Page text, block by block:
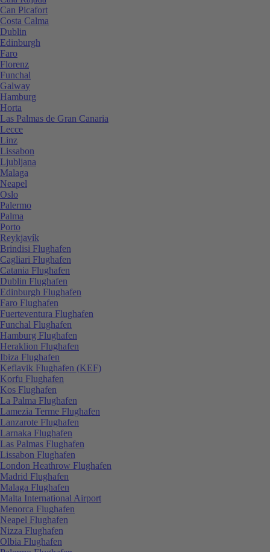
Can Picafort
Costa Calma
Dublin
Edinburgh
Faro
Florenz
Funchal
Galway
Hamburg
Horta
Las Palmas de Gran Canaria
Lecce
Linz
Lissabon
Ljubljana
Malaga
Neapel
Oslo
Palermo
Palma
Porto
Reykjavík
Brindisi Flughafen
Cagliari Flughafen
Catania Flughafen
Dublin Flughafen
Edinburgh Flughafen
Faro Flughafen
Fuerteventura Flughafen
Funchal Flughafen
Hamburg Flughafen
Heraklion Flughafen
Ibiza Flughafen
Keflavik Flughafen (KEF)
Korfu Flughafen
Kos Flughafen
La Palma Flughafen
Lamezia Terme Flughafen
Lanzarote Flughafen
Larnaka Flughafen
Las Palmas Flughafen
Lissabon Flughafen
London Heathrow Flughafen
Madrid Flughafen
Malaga Flughafen
Malta International Airport
Menorca Flughafen
Neapel Flughafen
Nizza Flughafen
Olbia Flughafen